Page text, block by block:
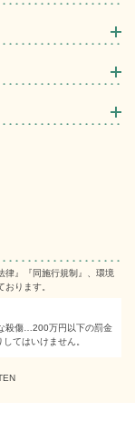
律』『同施行規制』、環境
ります。
殺傷…200万円以下の罰金
てはいけません。